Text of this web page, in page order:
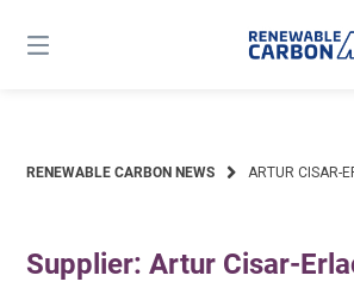
content
RENEWABLE CARBON NEWS ARTUR CISAR-
Supplier: Artur Cisar-